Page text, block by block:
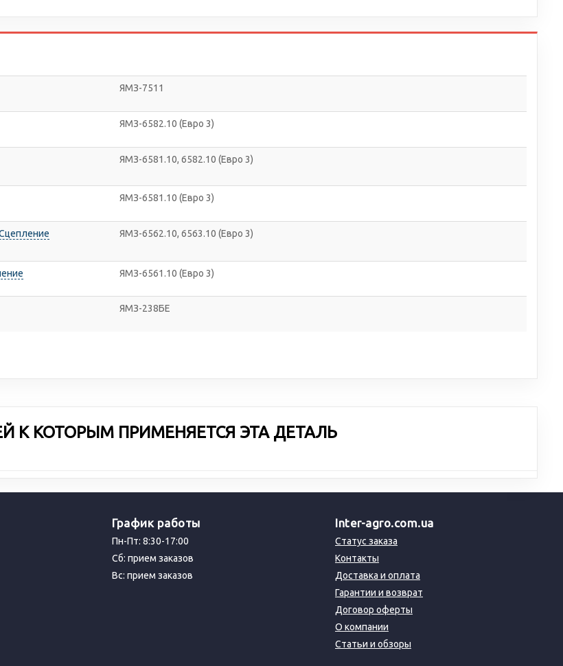
ЯМЗ-7511
ЯМЗ-6582.10 (Евро 3)
ЯМЗ-6581.10, 6582.10 (Евро 3)
ЯМЗ-6581.10 (Евро 3)
ЯМЗ-6562.10, 6563.10 (Евро 3)
ЯМЗ-6561.10 (Евро 3)
ЯМЗ-238БЕ
К КОТОРЫМ ПРИМЕНЯЕТСЯ ЭТА ДЕТАЛЬ
График работы
Пн-Пт: 8:30-17:00
Сб: прием заказов
Вс: прием заказов
Inter-agro.com.ua
Статус заказа
Контакты
Доставка и оплата
Гарантии и возврат
Договор оферты
О компании
Статьи и обзоры